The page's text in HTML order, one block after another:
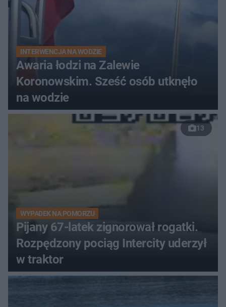
INTERWENCJA NA WODZIE
Awaria łodzi na Zalewie
Koronowskim. Sześć osób utknęło
na wodzie
13
WYPADEK NA POMORZU
Pijany 67-latek zignorował rogatki.
Rozpędzony pociąg Intercity uderzył
w traktor